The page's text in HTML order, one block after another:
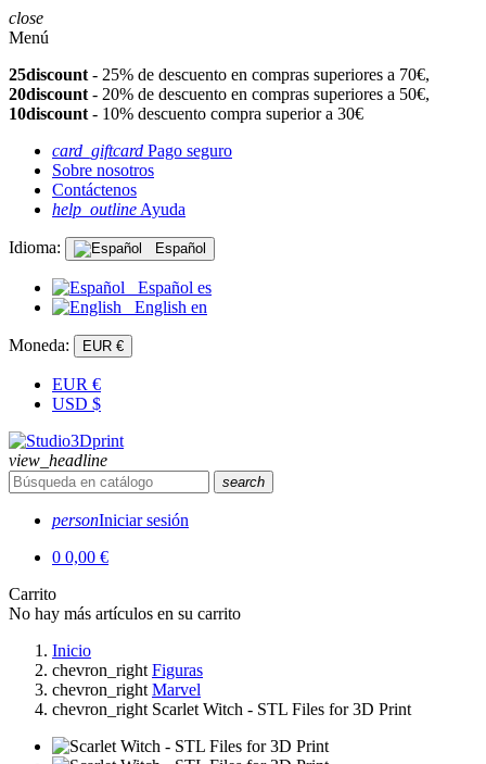
close
Menú
25discount - 25% de descuento en compras superiores a 70€,
20discount - 20% de descuento en compras superiores a 50€,
10discount - 10% descuento compra superior a 30€
card_giftcard Pago seguro
Sobre nosotros
Contáctenos
help_outline Ayuda
Idioma: Español
Español es
English en
Moneda: EUR €
EUR €
USD $
view_headline
search
personIniciar sesión
0 0,00 €
Carrito
No hay más artículos en su carrito
Inicio
chevron_right Figuras
chevron_right Marvel
chevron_right Scarlet Witch - STL Files for 3D Print